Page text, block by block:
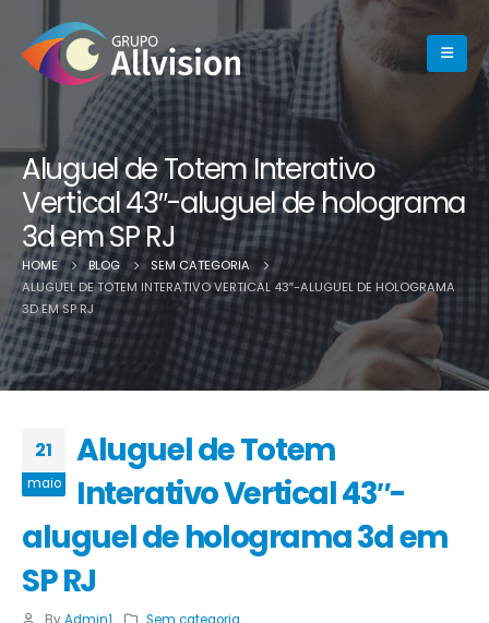
Aluguel de Totem Interativo
Vertical 43″-aluguel de holograma
3d em SP RJ
HOME BLOG
SEM CATEGORIA
ALUGUEL DE TOTEM INTERATIVO VERTICAL 43″-ALUGUEL DE HOLOGRAMA
3D EM SP RJ
21
maio
Aluguel de Totem
Interativo Vertical 43″-
aluguel de holograma 3d em
SP RJ